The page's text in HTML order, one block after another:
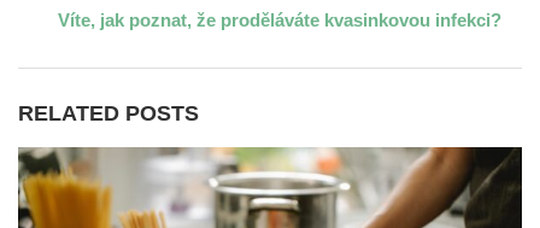
Víte, jak poznat, že proděláváte kvasinkovou infekci?
RELATED POSTS